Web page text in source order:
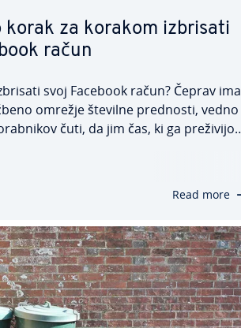
korak za korakom izbrisati
račun
svoj Facebook račun? Čeprav ima
omrežje številne prednosti, vedno
čuti, da jim čas, ki ga preživijo
Read more